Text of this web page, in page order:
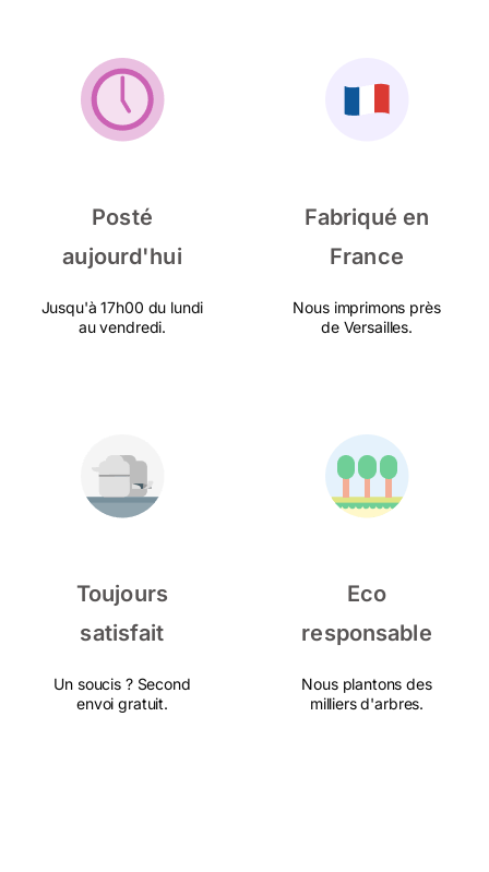
Posté
aujourd'hui
Jusqu'à 17h00 du lundi
au vendredi.
Fabriqué en
France
Nous imprimons près
de Versailles.
Toujours
satisfait
Un soucis ? Second
envoi gratuit.
Eco
responsable
Nous plantons des
milliers d'arbres.